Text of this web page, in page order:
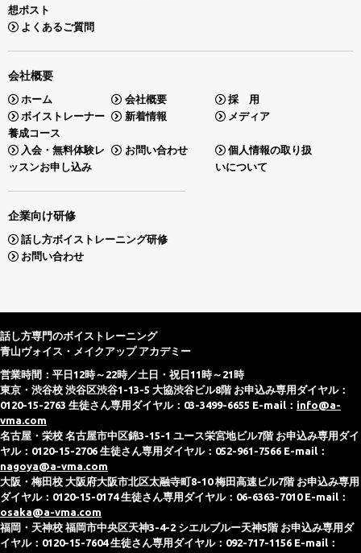
想ポスト
よくあるご質問
会社概要
ホーム 会社概要
採 用
ボイストレーナー
養成コース
新着情報 メディア
入会・無料体験レ
ッスンお申し込み
お問い合わせ
個人情報の取り扱
いについて
企業向け研修
話し方ボイストレーニング研修
お問い合わせ
話し方専門のボイストレーニング
青山ヴォイス・メイクアップ アカデミー
営業時間：平日12時～22時／土日・祝日11時～21時
東京・渋谷校 渋谷区渋谷1-13-5 大協渋谷ビル8階 お申込み専用ダイヤル：
0120-15-2763 生徒さん専用ダイヤル：03-3499-6655 E-mail： info@a-
vma.com
名古屋・栄校 名古屋市中区錦3-15-1 ユース栄宮地ビル7階 お申込み専用ダイ
ヤル：0120-15-2706 生徒さん専用ダイヤル：052-961-7566 E-mail：
nagoya@a-vma.com
大阪・梅田校 大阪府大阪市北区太融寺町8-10 梅田高速ビル7階 お申込み専用
ダイヤル：0120-15-0174 生徒さん専用ダイヤル：06-6363-7010 E-mail：
osaka@a-vma.com
福岡・天神校 福岡市中央区天神3-4-2 シエルブルー天神5階 お申込み専用ダ
イヤル：0120-15-7604 生徒さん専用ダイヤル：092-717-1156 E-mail：